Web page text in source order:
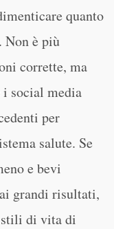
quanto
Non è più
corrette, ma
i social media
per
salute. Se
e bevi
grandi risultati,
di vita di